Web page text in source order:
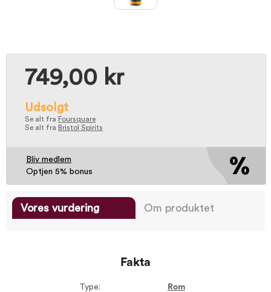
749,00 kr
Udsolgt
Se alt fra Foursquare
Se alt fra Bristol Spirits
Bliv medlem
Optjen 5% bonus
Vores vurdering Om produktet
Fakta
Type: Rom